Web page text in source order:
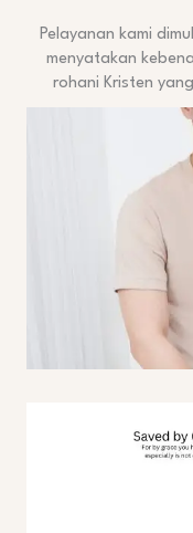
Pelayanan kami
menyatakan
rohani Kristen